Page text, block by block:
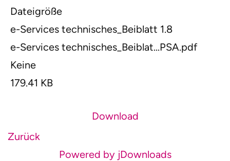
Dateigröße
e-Services technisches_Beiblatt 1.8
e-Services technisches_Beiblat...PSA.pdf
Keine
179.41 KB
Download
Zurück
Powered by jDownloads